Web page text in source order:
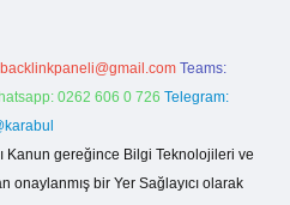
backlinkpaneli@gmail.com Teams:
0262 606 0 726 Telegram:
Kanun gereğince Bilgi Teknolojileri ve
onaylanmış bir Yer Sağlayıcı olarak